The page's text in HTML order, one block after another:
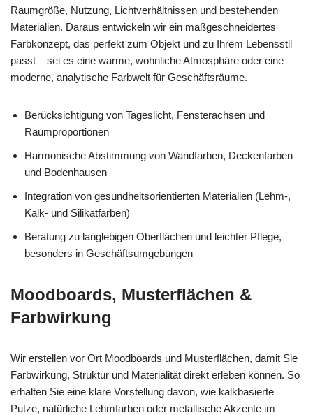
Raumgröße, Nutzung, Lichtverhältnissen und bestehenden
Materialien. Daraus entwickeln wir ein maßgeschneidertes
Farbkonzept, das perfekt zum Objekt und zu Ihrem Lebensstil
passt – sei es eine warme, wohnliche Atmosphäre oder eine
moderne, analytische Farbwelt für Geschäftsräume.
Berücksichtigung von Tageslicht, Fensterachsen und
Raumproportionen
Harmonische Abstimmung von Wandfarben, Deckenfarben
und Bodenhausen
Integration von gesundheitsorientierten Materialien (Lehm-,
Kalk- und Silikatfarben)
Beratung zu langlebigen Oberflächen und leichter Pflege,
besonders in Geschäftsumgebungen
Moodboards, Musterflächen &
Farbwirkung
Wir erstellen vor Ort Moodboards und Musterflächen, damit Sie
Farbwirkung, Struktur und Materialität direkt erleben können. So
erhalten Sie eine klare Vorstellung davon, wie kalkbasierte
Putze, natürliche Lehmfarben oder metallische Akzente im